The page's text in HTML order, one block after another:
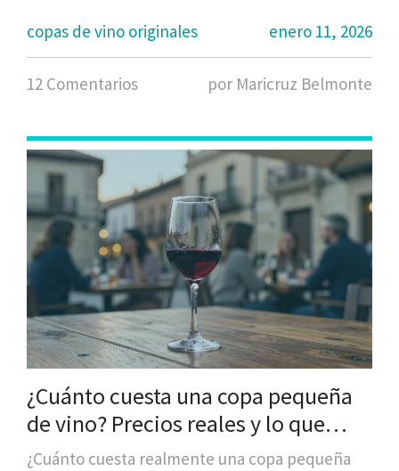
copas de vino originales
enero 11, 2026
12 Comentarios por Maricruz Belmonte
¿Cuánto cuesta una copa pequeña
de vino? Precios reales y lo que
realmente importa
¿Cuánto cuesta realmente una copa pequeña